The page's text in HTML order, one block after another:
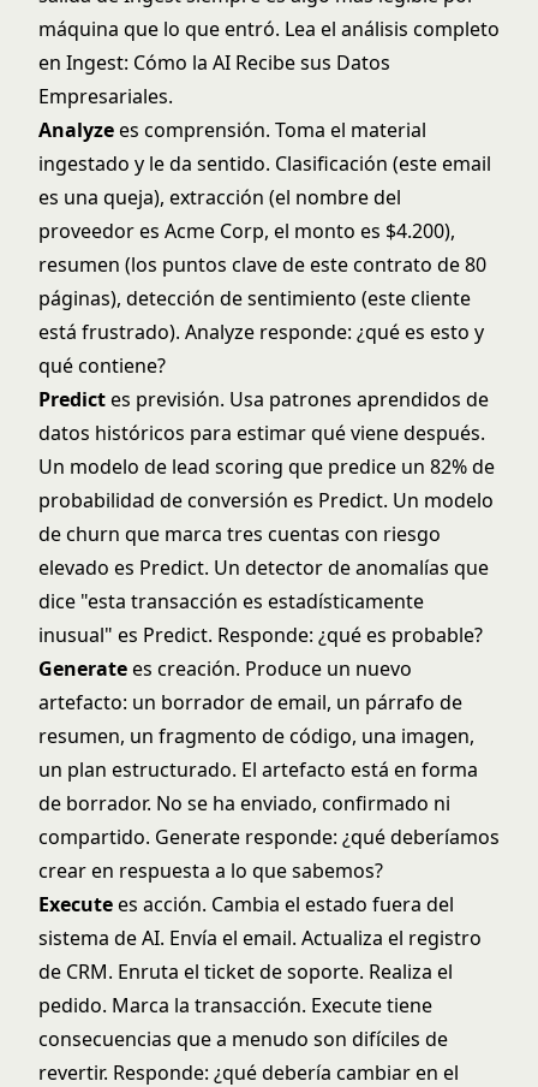
máquina que lo que entró. Lea el análisis completo
en Ingest: Cómo la AI Recibe sus Datos
Empresariales.
Analyzees comprensión. Toma el material
ingestado y le da sentido. Clasificación (este email
es una queja), extracción (el nombre del
proveedor es Acme Corp, el monto es $4.200),
resumen (los puntos clave de este contrato de 80
páginas), detección de sentimiento (este cliente
está frustrado). Analyze responde: ¿qué es esto y
qué contiene?
Predictes previsión. Usa patrones aprendidos de
datos históricos para estimar qué viene después.
Un modelo de lead scoring que predice un 82% de
probabilidad de conversión es Predict. Un modelo
de churn que marca tres cuentas con riesgo
elevado es Predict. Un detector de anomalías que
dice "esta transacción es estadísticamente
inusual" es Predict. Responde: ¿qué es probable?
Generatees creación. Produce un nuevo
artefacto: un borrador de email, un párrafo de
resumen, un fragmento de código, una imagen,
un plan estructurado. El artefacto está en forma
de borrador. No se ha enviado, confirmado ni
compartido. Generate responde: ¿qué deberíamos
crear en respuesta a lo que sabemos?
Executees acción. Cambia el estado fuera del
sistema de AI. Envía el email. Actualiza el registro
de CRM. Enruta el ticket de soporte. Realiza el
pedido. Marca la transacción. Execute tiene
consecuencias que a menudo son difíciles de
revertir. Responde: ¿qué debería cambiar en el